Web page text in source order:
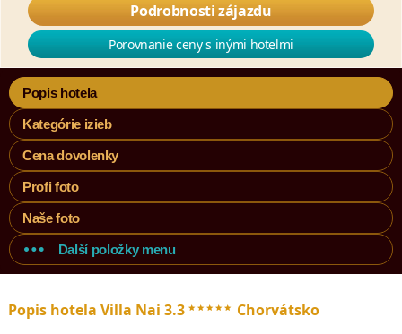
Podrobnosti zájazdu
Porovnanie ceny s inými hotelmi
Popis hotela
Kategórie izieb
Cena dovolenky
Profi foto
Naše foto
Další položky menu
Popis hotela Villa Nai 3.3***** Chorvátsko